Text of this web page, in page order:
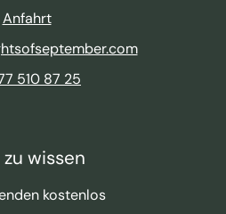
Anfahrt
510 87 25
wissen
kostenlos